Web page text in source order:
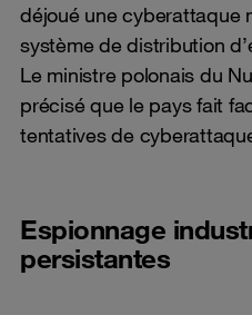
déjoué une cyberattaque
système de distribution
Le ministre polonais du
précisé que le pays fait
tentatives de
Espionnage
persistantes